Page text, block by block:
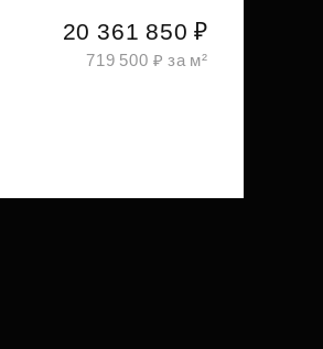
20 361 850 ₽
719 500 ₽ за м²